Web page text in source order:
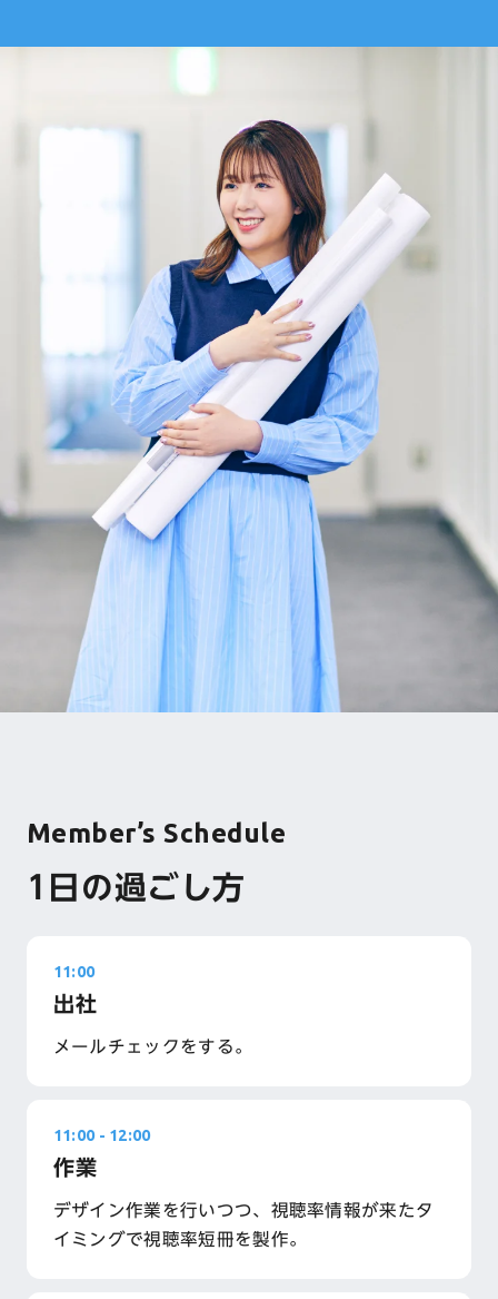
Member’s Schedule
1日の過ごし方
11:00
出社
メールチェックをする。
11:00 - 12:00
作業
デザイン作業を行いつつ、視聴率情報が来たタ
イミングで視聴率短冊を製作。